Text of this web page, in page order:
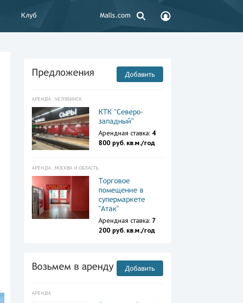
Клуб Malls.com
Предложения Добавить
АРЕНДА , ЧЕЛЯБИНСК
КТК "Северо-
западный"
Арендная ставка: 4
800 руб. кв.м./год
АРЕНДА , МОСКВА И ОБЛАСТЬ
Торговое
помещение в
супермаркете
"Атак"
Арендная ставка: 7
200 руб. кв.м./год
Возьмем в аренду Добавить
АРЕНДА